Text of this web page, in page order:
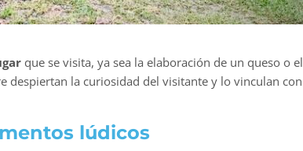
que se visita, ya sea la elaboración de un queso o
la curiosidad del visitante y lo vinculan
lúdicos